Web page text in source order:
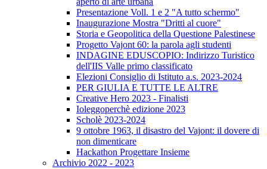
Presentazione Voll. 1 e 2 "A tutto schermo"
Inaugurazione Mostra "Dritti al cuore"
Storia e Geopolitica della Questione Palestinese
Progetto Vajont 60: la parola agli studenti
INDAGINE EDUSCOPIO: Indirizzo Turistico
dell'IIS Valle primo classificato
Elezioni Consiglio di Istituto a.s. 2023-2024
PER GIULIA E TUTTE LE ALTRE
Creative Hero 2023 - Finalisti
Ioleggoperchè edizione 2023
Scholè 2023-2024
9 ottobre 1963, il disastro del Vajont: il dovere di
non dimenticare
Hackathon Progettare Insieme
Archivio 2022 - 2023